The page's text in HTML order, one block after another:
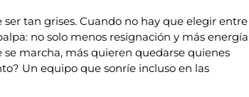
ser tan grises. Cuando no hay que elegir entre
no solo menos resignación y más
marcha, más quieren quedarse quienes
Un equipo que sonríe incluso en las